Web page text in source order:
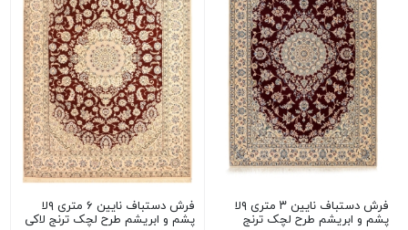
فرش دستباف نایین ۳ متری ۹لا
پشم و ابریشم طرح لچک ترنج
فرش دستباف نایین ۶ متری ۹لا
پشم و ابریشم طرح لچک ترنج لاکی